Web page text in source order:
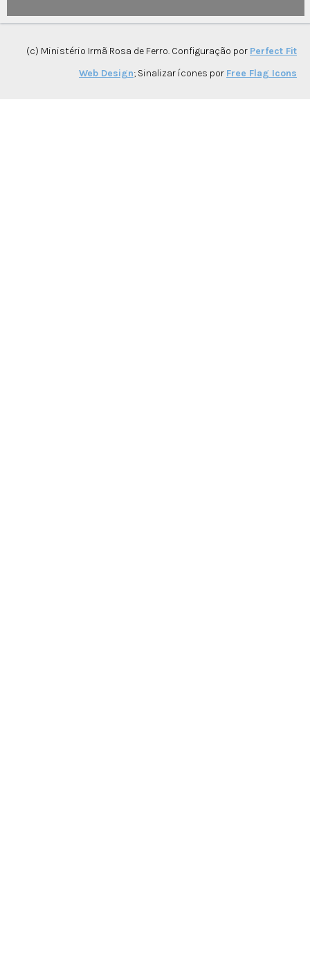
(c) Ministério Irmã Rosa de Ferro. Configuração por Perfect Fit
Web Design; Sinalizar ícones por Free Flag Icons